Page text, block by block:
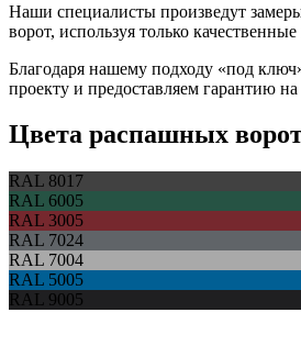
Наши специалисты произведут
ворот, используя только
Благодаря нашему подходу «под
проекту и предоставляем гарантию
Цвета распашных
RAL 8017
RAL 6005
RAL 3005
RAL 7024
RAL 7004
RAL 5005
RAL 9005